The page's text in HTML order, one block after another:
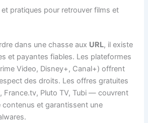
pratiques pour retrouver films et
dans une chasse aux URL, il existe
et payantes fiables. Les plateformes
Video, Disney+, Canal+) offrent
des droits. Les offres gratuites
Pluto TV, Tubi — couvrent
contenus et garantissent une